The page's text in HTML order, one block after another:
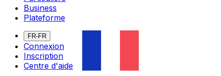
Business
Plateforme
FR-FR
Connexion
Inscription
Centre d'aide